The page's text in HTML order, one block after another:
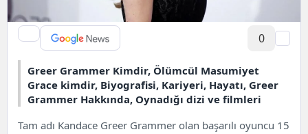
0
Greer Grammer Kimdir, Ölümcül Masumiyet
Grace kimdir, Biyografisi, Kariyeri, Hayatı, Greer
Grammer Hakkında, Oynadığı dizi ve filmleri
Tam adı Kandace Greer Grammer olan başarılı oyuncu 15